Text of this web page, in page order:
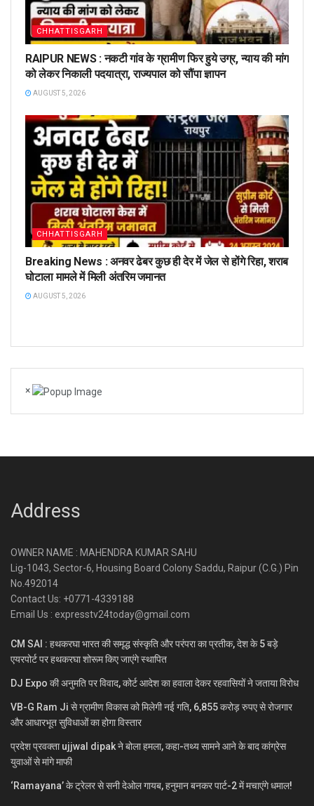
CHHATTISGARH
RAIPUR NEWS : नकटी गांव के ग्रामीण फिर हुये उग्र, न्याय की मांग
को लेकर निकाली पदयात्रा, राज्यपाल को सौंपा ज्ञापन
AUGUST 5, 2026
CHHATTISGARH
Breaking News : अनवर ढेबर कुछ ही देर में जेल से होंगे रिहा, शराब
घोटाला मामले में मिली अंतरिम जमानत
AUGUST 5, 2026
×
Address
OWNER NAME : MAHENDRA KUMAR SAHU
Lig-1043, Sector-6, Housing Board Colony Saddu, Raipur (C.G.) Pin
No.492014
Contact Us: +0771-4339188
Email Us : expresstv24today@gmail.com
CM SAI : हथकरघा भारत की समृद्ध संस्कृति और परंपरा का प्रतीक, देश के 5 बड़े
एयरपोर्ट पर हथकरघा शोरूम किए जाएंगे स्थापित
DJ Expo की अनुमति पर विवाद, कोर्ट आदेश का हवाला देकर रहवासियों ने जताया विरोध
VB-G Ram Ji से ग्रामीण विकास को मिलेगी नई गति, 6,855 करोड़ रुपए से रोजगार
और आधारभूत सुविधाओं का होगा विस्तार
प्रदेश प्रवक्ता ujjwal dipak ने बोला हमला, कहा-तथ्य सामने आने के बाद कांग्रेस
युवाओं से मांगे माफी
‘Ramayana’ के ट्रेलर से सनी देओल गायब, हनुमान बनकर पार्ट-2 में मचाएंगे धमाल!